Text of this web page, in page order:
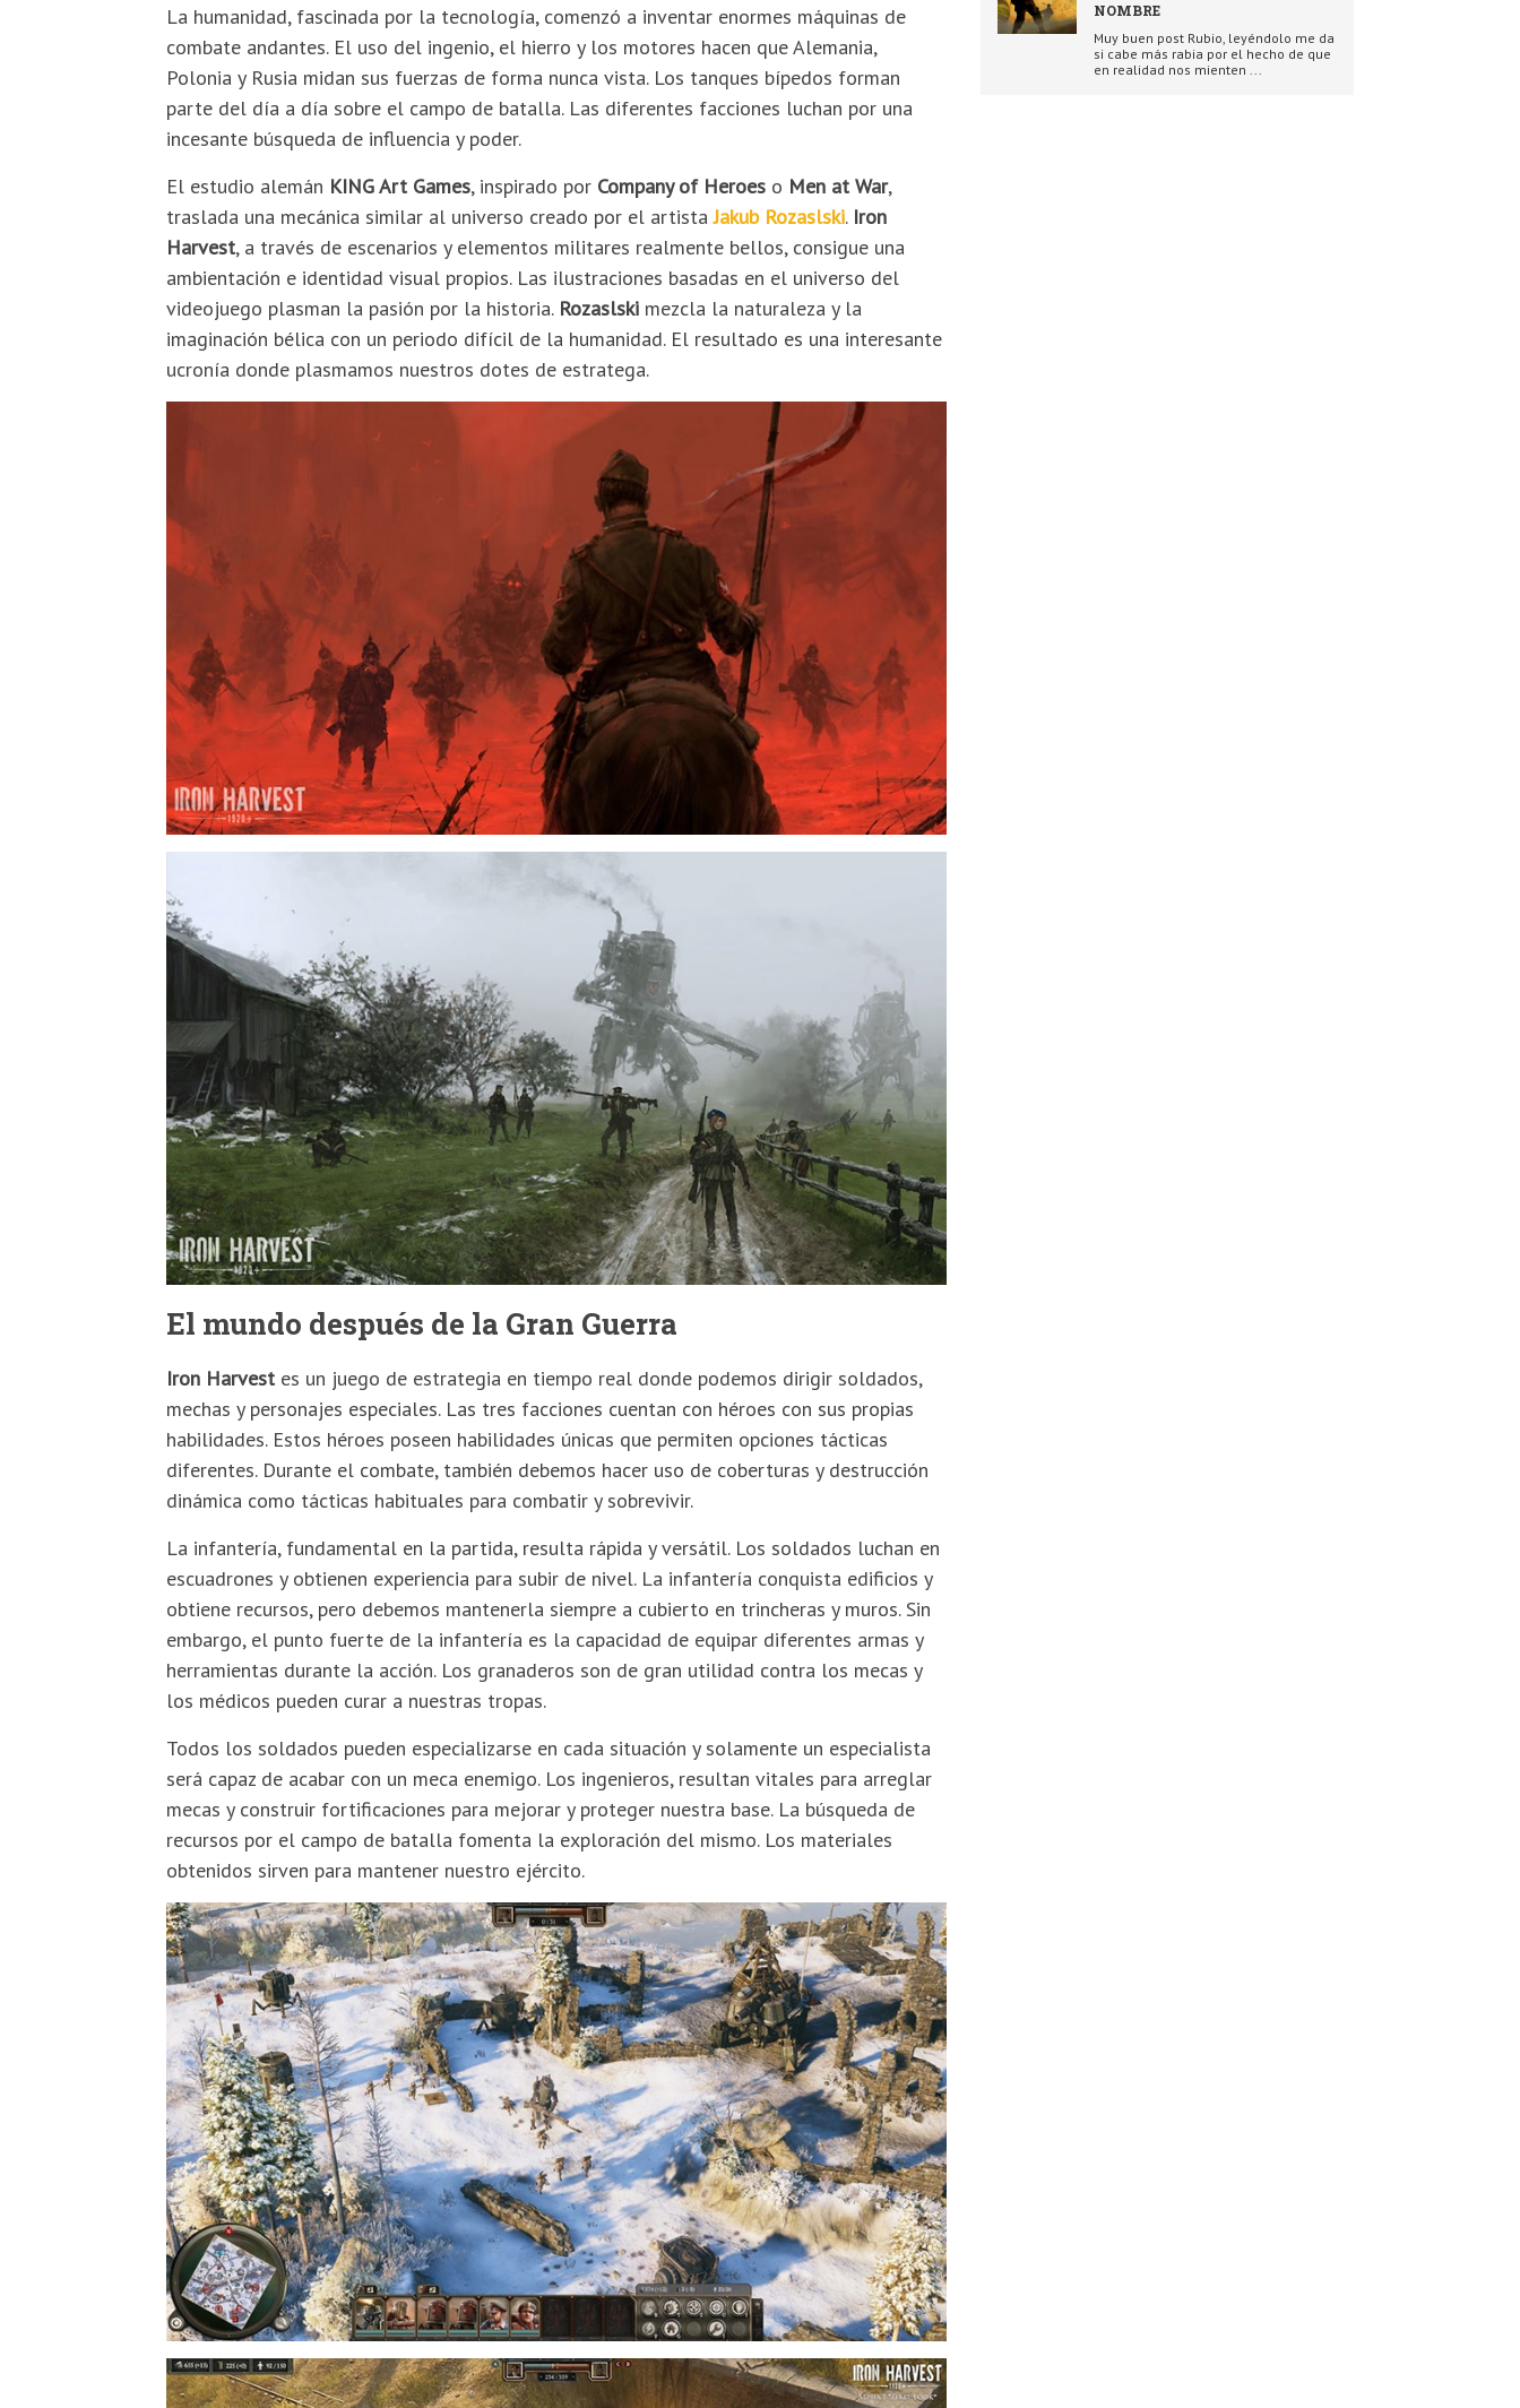
La humanidad, fascinada por la tecnología, comenzó a inventar enormes máquinas de
combate andantes. El uso del ingenio, el hierro y los motores hacen que Alemania,
Polonia y Rusia midan sus fuerzas de forma nunca vista. Los tanques bípedos forman
parte del día a día sobre el campo de batalla. Las diferentes facciones luchan por una
incesante búsqueda de influencia y poder.
El estudio alemán KING Art Games, inspirado por Company of Heroes o Men at War,
traslada una mecánica similar al universo creado por el artistaJakub Rozaslski. Iron
Harvest, a través de escenarios y elementos militares realmente bellos, consigue una
ambientación e identidad visual propios. Las ilustraciones basadas en el universo del
videojuego plasman la pasión por la historia. Rozaslski mezcla la naturaleza y la
imaginación bélica con un periodo difícil de la humanidad. El resultado es una interesante
ucronía donde plasmamos nuestros dotes de estratega.
El mundo después de la Gran Guerra
Iron Harvest es un juego de estrategia en tiempo real donde podemos dirigir soldados,
mechas y personajes especiales. Las tres facciones cuentan con héroes con sus propias
habilidades. Estos héroes poseen habilidades únicas que permiten opciones tácticas
diferentes. Durante el combate, también debemos hacer uso de coberturas y destrucción
dinámica como tácticas habituales para combatir y sobrevivir.
La infantería, fundamental en la partida, resulta rápida y versátil. Los soldados luchan en
escuadrones y obtienen experiencia para subir de nivel. La infantería conquista edificios y
obtiene recursos, pero debemos mantenerla siempre a cubierto en trincheras y muros. Sin
embargo, el punto fuerte de la infantería es la capacidad de equipar diferentes armas y
herramientas durante la acción. Los granaderos son de gran utilidad contra los mecas y
los médicos pueden curar a nuestras tropas.
Todos los soldados pueden especializarse en cada situación y solamente un especialista
será capaz de acabar con un meca enemigo. Los ingenieros, resultan vitales para arreglar
mecas y construir fortificaciones para mejorar y proteger nuestra base. La búsqueda de
recursos por el campo de batalla fomenta la exploración del mismo. Los materiales
obtenidos sirven para mantener nuestro ejército.
NOMBRE
Muy buen post Rubio, leyéndolo me da
si cabe más rabia por el hecho de que
en realidad nos mienten ...